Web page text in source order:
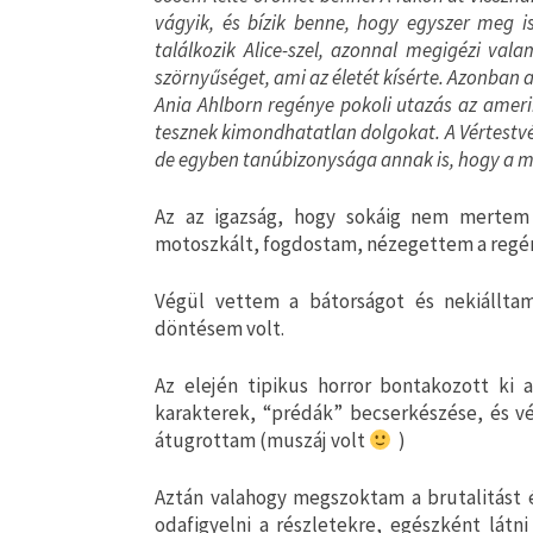
vágyik, és bízik benne, hogy egyszer meg
találkozik Alice-szel, azonnal megigézi
szörnyűséget, ami az életét kísérte.
Ania Ahlborn regénye pokoli utazás az
tesznek kimondhatatlan dolgokat. A
de egyben tanúbizonysága annak is, hogy a
Az az igazság, hogy sokáig nem
motoszkált, fogdostam, nézegettem a
Végül vettem a bátorságot és
döntésem volt.
Az elején tipikus horror bontakozott ki
karakterek, “prédák” becserkészése, és
átugrottam (muszáj volt
)
Aztán valahogy megszoktam a
odafigyelni a részletekre, egészként